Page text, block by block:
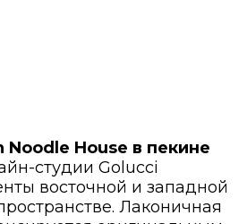
Noodle House в пекине
студии Golucci
восточной и западной
Лаконичная